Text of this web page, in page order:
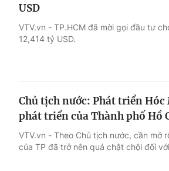
USD
VTV.vn - TP.HCM đã mời gọi đầu tư
12,414 tỷ USD.
Chủ tịch nước: Phát triển
phát triển của Thành phố Hồ
VTV.vn - Theo Chủ tịch nước, cần mở
của TP đã trở nên quá chật chội đối